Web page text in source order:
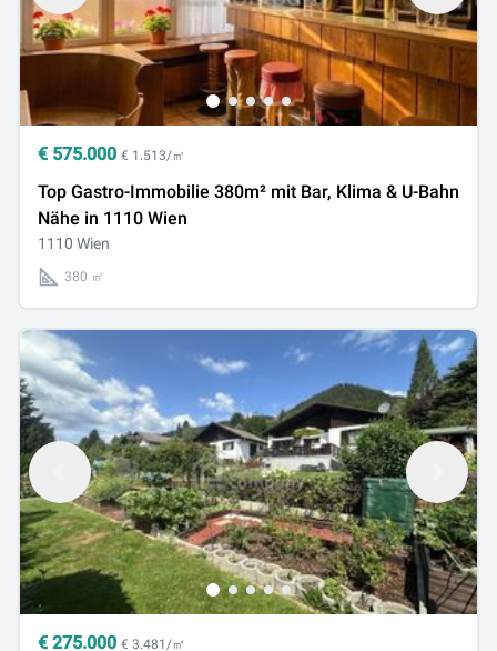
€ 575.000 € 1.513/㎡
Top Gastro-Immobilie 380m² mit Bar, Klima & U-Bahn
Nähe in 1110 Wien
1110 Wien
380 ㎡
€ 275.000 € 3.481/㎡